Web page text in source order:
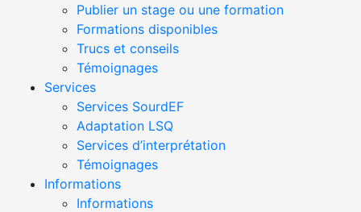
Publier un stage ou une formation
Formations disponibles
Trucs et conseils
Témoignages
Services
Services SourdEF
Adaptation LSQ
Services d’interprétation
Témoignages
Informations
Informations